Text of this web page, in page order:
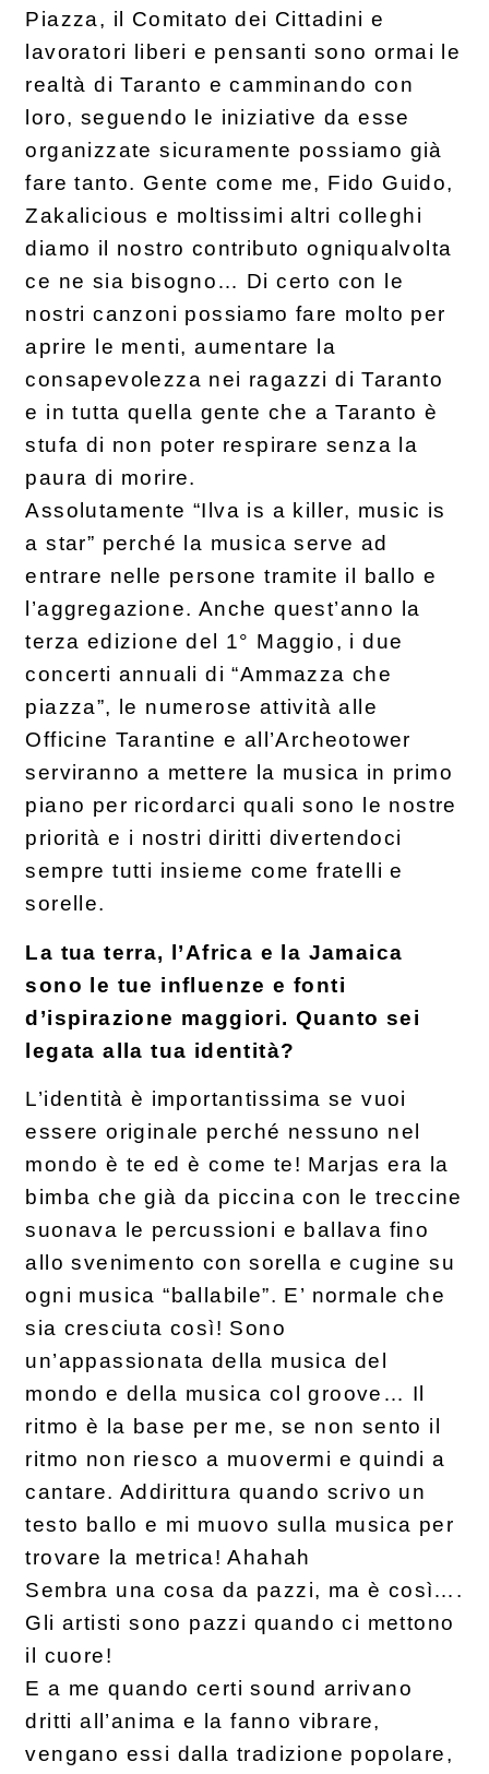
Piazza, il Comitato dei Cittadini e
lavoratori liberi e pensanti sono ormai le
realtà di Taranto e camminando con
loro, seguendo le iniziative da esse
organizzate sicuramente possiamo già
fare tanto. Gente come me, Fido Guido,
Zakalicious e moltissimi altri colleghi
diamo il nostro contributo ogniqualvolta
ce ne sia bisogno… Di certo con le
nostri canzoni possiamo fare molto per
aprire le menti, aumentare la
consapevolezza nei ragazzi di Taranto
e in tutta quella gente che a Taranto è
stufa di non poter respirare senza la
paura di morire.
Assolutamente “Ilva is a killer, music is
a star” perché la musica serve ad
entrare nelle persone tramite il ballo e
l’aggregazione. Anche quest’anno la
terza edizione del 1° Maggio, i due
concerti annuali di “Ammazza che
piazza”, le numerose attività alle
Officine Tarantine e all’Archeotower
serviranno a mettere la musica in primo
piano per ricordarci quali sono le nostre
priorità e i nostri diritti divertendoci
sempre tutti insieme come fratelli e
sorelle.
La tua terra, l’Africa e la Jamaica
sono le tue influenze e fonti
d’ispirazione maggiori. Quanto sei
legata alla tua identità?
L’identità è importantissima se vuoi
essere originale perché nessuno nel
mondo è te ed è come te! Marjas era la
bimba che già da piccina con le treccine
suonava le percussioni e ballava fino
allo svenimento con sorella e cugine su
ogni musica “ballabile”. E’ normale che
sia cresciuta così! Sono
un’appassionata della musica del
mondo e della musica col groove… Il
ritmo è la base per me, se non sento il
ritmo non riesco a muovermi e quindi a
cantare. Addirittura quando scrivo un
testo ballo e mi muovo sulla musica per
trovare la metrica! Ahahah
Sembra una cosa da pazzi, ma è così….
Gli artisti sono pazzi quando ci mettono
il cuore!
E a me quando certi sound arrivano
dritti all’anima e la fanno vibrare,
vengano essi dalla tradizione popolare,